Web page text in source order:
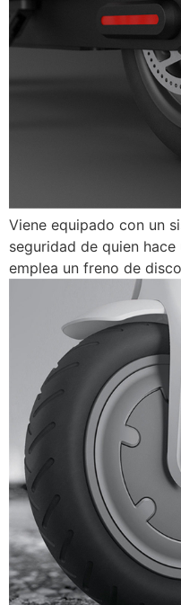
Viene equipado con un
seguridad de quien
emplea un freno de